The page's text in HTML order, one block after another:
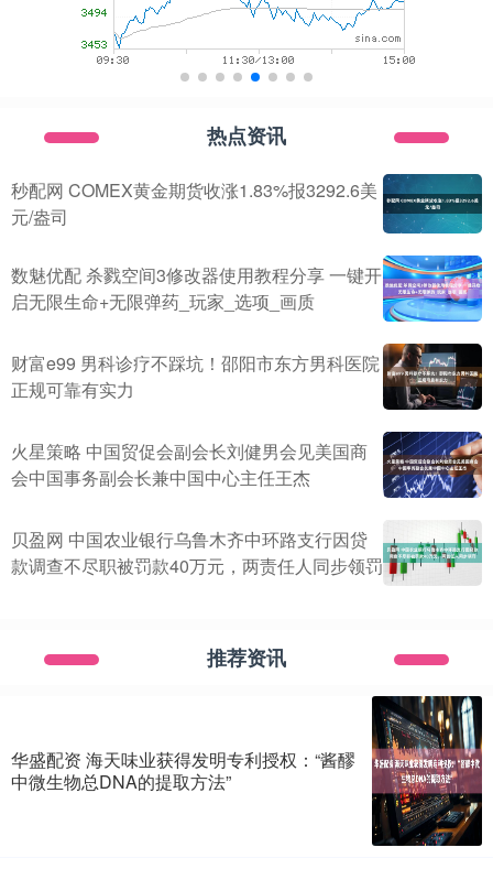
热点资讯
秒配网 COMEX黄金期货收涨1.83%报3292.6美
元/盎司
数魅优配 杀戮空间3修改器使用教程分享 一键开
启无限生命+无限弹药_玩家_选项_画质
财富e99 男科诊疗不踩坑！邵阳市东方男科医院
正规可靠有实力
火星策略 中国贸促会副会长刘健男会见美国商
会中国事务副会长兼中国中心主任王杰
贝盈网 中国农业银行乌鲁木齐中环路支行因贷
款调查不尽职被罚款40万元，两责任人同步领罚
推荐资讯
华盛配资 海天味业获得发明专利授权：“酱醪
中微生物总DNA的提取方法”